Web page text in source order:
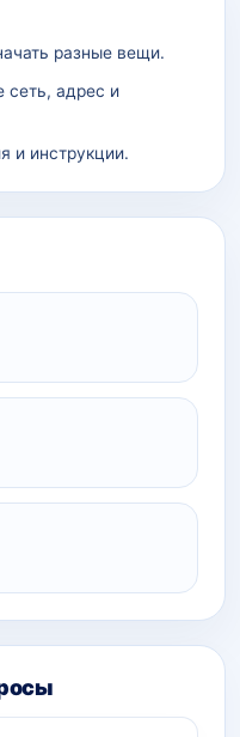
разные вещи.
сеть, адрес и
и инструкции.